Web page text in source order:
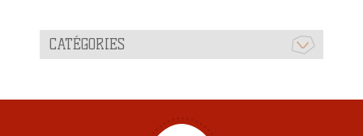
CATÉGORIES